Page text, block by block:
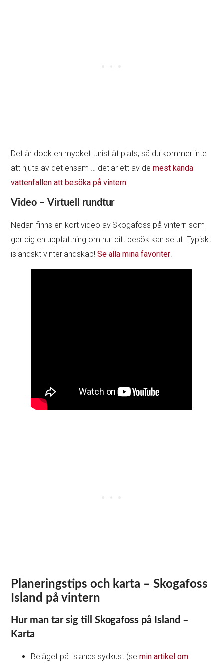
Det är dock en mycket turisttät plats, så du kommer inte
att njuta av det ensam … det är ett av demest kända
vattenfallen att besöka på vintern.
Video – Virtuell rundtur
Nedan finns en kort video av Skogafoss på vintern som
ger dig en uppfattning om hur ditt besök kan se ut. Typiskt
isländskt vinterlandskap!Se alla mina favoriter.
Planeringstips och karta – Skogafoss
Island på vintern
Hur man tar sig till Skogafoss på Island –
Karta
Beläget på Islands sydkust (semin artikel om